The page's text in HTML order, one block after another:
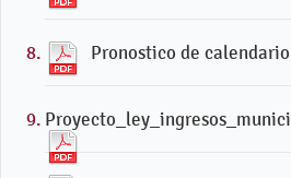
Pronostico de